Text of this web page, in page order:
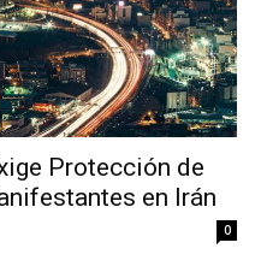
Protección de
en Irán
0